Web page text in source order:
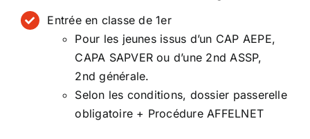
Entrée en classe de 1er
Pour les jeunes issus d’un CAP AEPE,
CAPA SAPVER ou d’une 2nd ASSP,
2nd générale.
Selon les conditions, dossier passerelle
obligatoire + Procédure AFFELNET